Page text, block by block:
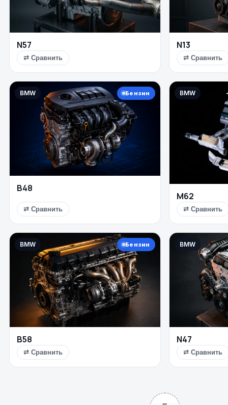
N57
⇄ Сравнить
N13
⇄ Сравнить
BMW Бензин
B48
⇄ Сравнить
BMW
M62
⇄ Сравнить
BMW Бензин
B58
⇄ Сравнить
BMW
N47
⇄ Сравнить